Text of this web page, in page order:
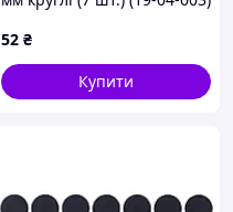
52 ₴
Купити